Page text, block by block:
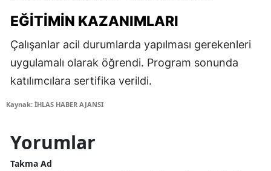
EĞITIMIN KAZANIMLARI
Çalışanlar acil durumlarda yapılması gerekenleri
uygulamalı olarak öğrendi. Program sonunda
katılımcılara sertifika verildi.
Kaynak: İHLAS HABER AJANSI
Yorumlar
Takma Ad